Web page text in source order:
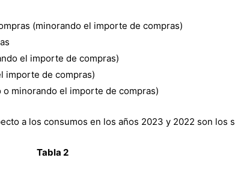
(minorando el importe de compras)
el importe de compras)
importe de compras)
o minorando el importe de compras)
a los consumos en los años 2023 y 2022 son los
Tabla 2